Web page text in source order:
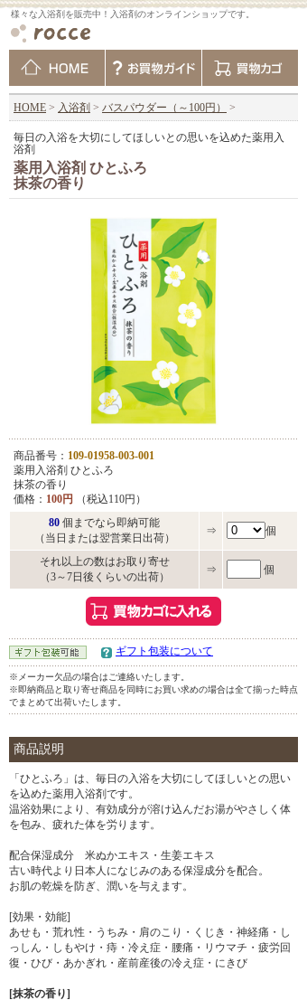
様々な入浴剤を販売中！入浴剤のオンラインショップです。
HOME > 入浴剤 > バスパウダー（～100円） >
毎日の入浴を大切にしてほしいとの思いを込めた薬用入
浴剤
薬用入浴剤 ひとふろ
抹茶の香り
商品番号： 109-01958-003-001
薬用入浴剤 ひとふろ
抹茶の香り
価格： 100円
（税込110円）
80 個までなら即納可能
（当日または翌営業日出荷）
⇒ 個
それ以上の数はお取り寄せ
（3～7日後くらいの出荷）
⇒ 個
ギフト包装について
※メーカー欠品の場合はご連絡いたします。
※即納商品と取り寄せ商品を同時にお買い求めの場合は全て揃った時点
でまとめて出荷いたします。
商品説明
「ひとふろ」は、毎日の入浴を大切にしてほしいとの思い
を込めた薬用入浴剤です。
温浴効果により、有効成分が溶け込んだお湯がやさしく体
を包み、疲れた体を労ります。
配合保湿成分 米ぬかエキス・生姜エキス
古い時代より日本人になじみのある保湿成分を配合。
お肌の乾燥を防ぎ、潤いを与えます。
[効果・効能]
あせも・荒れ性・うちみ・肩のこり・くじき・神経痛・し
っしん・しもやけ・痔・冷え症・腰痛・リウマチ・疲労回
復・ひび・あかぎれ・産前産後の冷え症・にきび
[抹茶の香り]